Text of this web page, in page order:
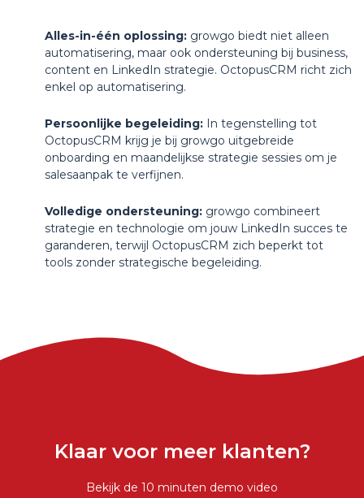
Alles-in-één oplossing: growgo biedt niet alleen
automatisering, maar ook ondersteuning bij business,
content en LinkedIn strategie. OctopusCRM richt zich
enkel op automatisering.
Persoonlijke begeleiding: In tegenstelling tot
OctopusCRM krijg je bij growgo uitgebreide
onboarding en maandelijkse strategie sessies om je
salesaanpak te verfijnen.
Volledige ondersteuning: growgo combineert
strategie en technologie om jouw LinkedIn succes te
garanderen, terwijl OctopusCRM zich beperkt tot
tools zonder strategische begeleiding.
Klaar voor meer klanten?
Bekijk de 10 minuten demo video